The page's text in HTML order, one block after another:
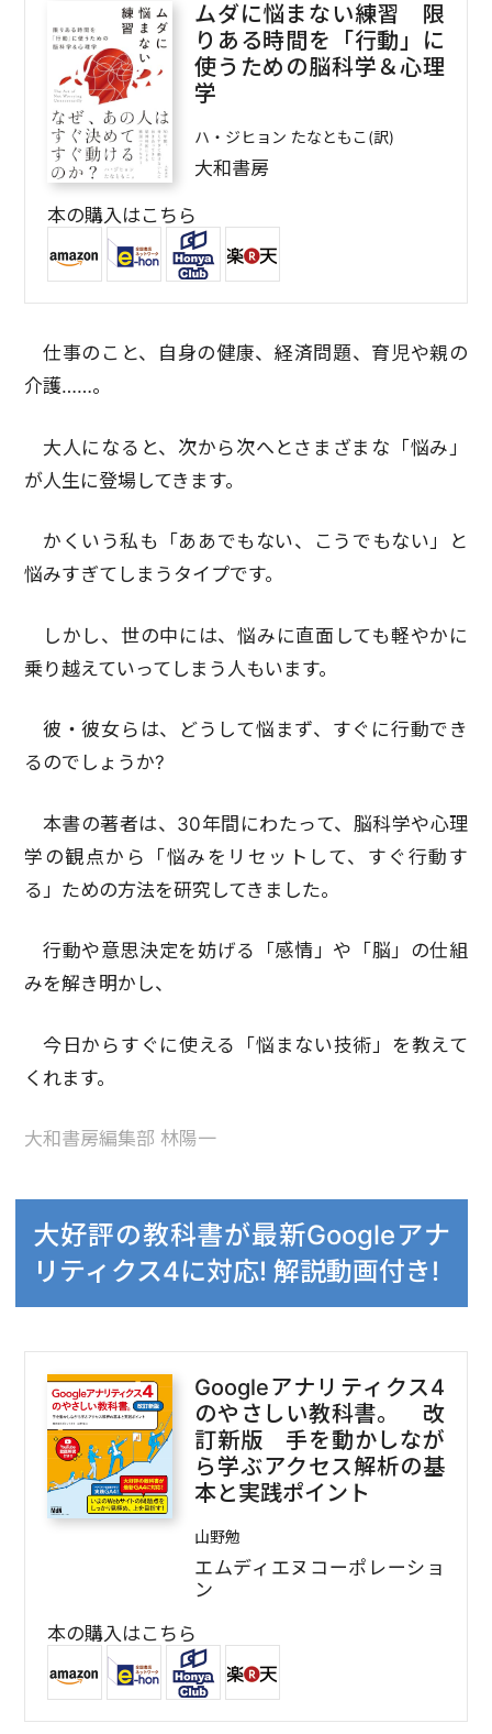
ムダに悩まない練習 限
りある時間を「行動」に
使うための脳科学＆心理
学
ハ・ジヒョン たなともこ(訳)
大和書房
本の購入はこちら
仕事のこと、自身の健康、経済問題、育児や親の
介護……。
大人になると、次から次へとさまざまな「悩み」
が人生に登場してきます。
かくいう私も「ああでもない、こうでもない」と
悩みすぎてしまうタイプです。
しかし、世の中には、悩みに直面しても軽やかに
乗り越えていってしまう人もいます。
彼・彼女らは、どうして悩まず、すぐに行動でき
るのでしょうか?
本書の著者は、30年間にわたって、脳科学や心理
学の観点から「悩みをリセットして、すぐ行動す
る」ための方法を研究してきました。
行動や意思決定を妨げる「感情」や「脳」の仕組
みを解き明かし、
今日からすぐに使える「悩まない技術」を教えて
くれます。
大和書房編集部 林陽一
大好評の教科書が最新Googleアナ
リティクス4に対応! 解説動画付き!
Googleアナリティクス4
のやさしい教科書。 改
訂新版 手を動かしなが
ら学ぶアクセス解析の基
本と実践ポイント
山野勉
エムディエヌコーポレーショ
ン
本の購入はこちら